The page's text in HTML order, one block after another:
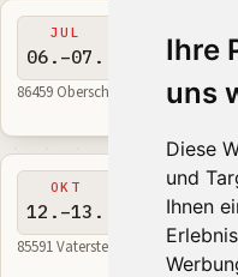
Ihre
uns
Diese
und
Ihnen
JUL
06.–07.
86459 Oberschönenfeld · Bayern ·
OKT
12.–13.
85591 Vaterstetten · Bayern ·